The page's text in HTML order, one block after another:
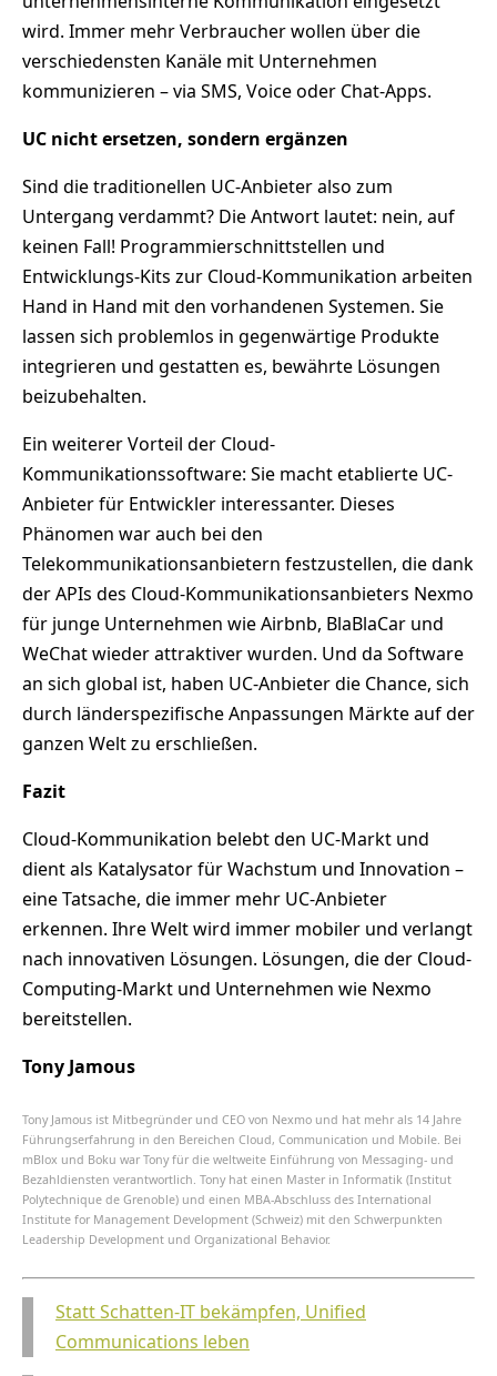
wird. Immer mehr Verbraucher wollen über die
verschiedensten Kanäle mit Unternehmen
kommunizieren – via SMS, Voice oder Chat-Apps.
UC nicht ersetzen, sondern ergänzen
Sind die traditionellen UC-Anbieter also zum
Untergang verdammt? Die Antwort lautet: nein, auf
keinen Fall! Programmierschnittstellen und
Entwicklungs-Kits zur Cloud-Kommunikation arbeiten
Hand in Hand mit den vorhandenen Systemen. Sie
lassen sich problemlos in gegenwärtige Produkte
integrieren und gestatten es, bewährte Lösungen
beizubehalten.
Ein weiterer Vorteil der Cloud-
Kommunikationssoftware: Sie macht etablierte UC-
Anbieter für Entwickler interessanter. Dieses
Phänomen war auch bei den
Telekommunikationsanbietern festzustellen, die dank
der APIs des Cloud-Kommunikationsanbieters Nexmo
für junge Unternehmen wie Airbnb, BlaBlaCar und
WeChat wieder attraktiver wurden. Und da Software
an sich global ist, haben UC-Anbieter die Chance, sich
durch länderspezifische Anpassungen Märkte auf der
ganzen Welt zu erschließen.
Fazit
Cloud-Kommunikation belebt den UC-Markt und
dient als Katalysator für Wachstum und Innovation –
eine Tatsache, die immer mehr UC-Anbieter
erkennen. Ihre Welt wird immer mobiler und verlangt
nach innovativen Lösungen. Lösungen, die der Cloud-
Computing-Markt und Unternehmen wie Nexmo
bereitstellen.
Tony Jamous
Tony Jamous ist Mitbegründer und CEO von Nexmo und hat mehr als 14 Jahre
Führungserfahrung in den Bereichen Cloud, Communication und Mobile. Bei
mBlox und Boku war Tony für die weltweite Einführung von Messaging- und
Bezahldiensten verantwortlich. Tony hat einen Master in Informatik (Institut
Polytechnique de Grenoble) und einen MBA-Abschluss des International
Institute for Management Development (Schweiz) mit den Schwerpunkten
Leadership Development und Organizational Behavior.
Statt Schatten-IT bekämpfen, Unified
Communications leben